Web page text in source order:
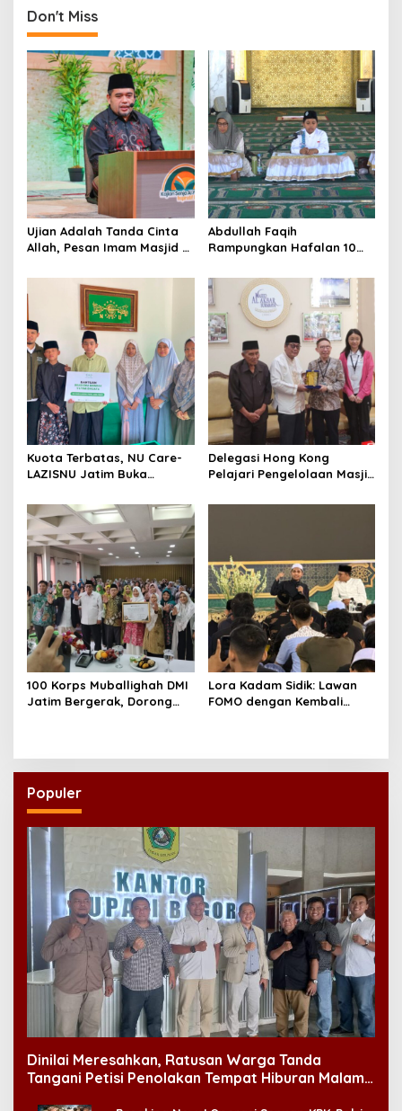
n
a
v
i
g
a
t
i
o
n
Don't Miss
Ujian Adalah Tanda Cinta
Allah, Pesan Imam Masjid Al
Abdullah Faqih
Rampungkan Hafalan 10
Tahfidz
Kuota Terbatas, NU Care-
LAZISNU Jatim Buka
Delegasi Hong Kong
Pelajari Pengelolaan Masjid
100 Korps Muballighah DMI
Jatim Bergerak, Dorong
Lora Kadam Sidik: Lawan
FOMO dengan Kembali
Populer
Dinilai Meresahkan, Ratusan Warga Tanda
Tangani Petisi Penolakan Tempat Hiburan Malam